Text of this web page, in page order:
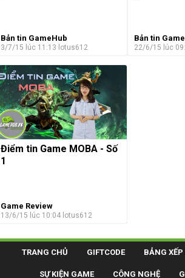
Bản tin GameHub
3/7/15 lúc 11:13 lotus612
Bản tin
22/6/15 lúc
Điểm tin Game MOBA - Số
1
Game Review
13/6/15 lúc 10:04 lotus612
TRANG CHỦ GIFTCODE BẢNG
SỰ KIỆN GAME CÔNG NGHỆ